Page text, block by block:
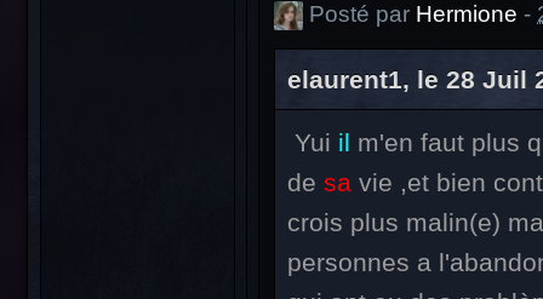
Posté par Hermione -
elaurent1, le 28 Juil
Yui il m'en faut plus
de sa vie ,et bien
crois plus malin(e)
personnes a